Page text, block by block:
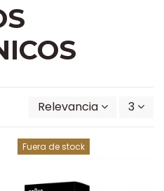
Relevancia 3
Fuera de stock